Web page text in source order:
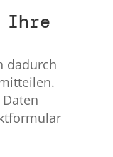
Ihre
dadurch